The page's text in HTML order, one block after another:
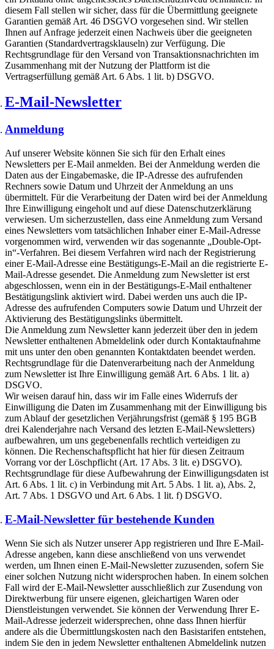
diesem Fall stellen wir sicher, dass für die Übermittlung geeignete
Garantien gemäß Art. 46 DSGVO vorgesehen sind. Wir stellen
Ihnen auf Anfrage jederzeit einen Nachweis über die geeigneten
Garantien (Standardvertragsklauseln) zur Verfügung. Die
Rechtsgrundlage für den Versand von Transaktionsnachrichten im
Zusammenhang mit der Nutzung der Plattform ist die
Vertragserfüllung gemäß Art. 6 Abs. 1 lit. b) DSGVO.
E-Mail-Newsletter
Anmeldung
Auf unserer Website können Sie sich für den Erhalt eines
Newsletters per E-Mail anmelden. Bei der Anmeldung werden die
Daten aus der Eingabemaske, die IP-Adresse des aufrufenden
Rechners sowie Datum und Uhrzeit der Anmeldung an uns
übermittelt. Für die Verarbeitung der Daten wird bei der Anmeldung
Ihre Einwilligung eingeholt und auf diese Datenschutzerklärung
verwiesen. Um sicherzustellen, dass eine Anmeldung zum Versand
eines Newsletters vom tatsächlichen Inhaber einer E-Mail-Adresse
vorgenommen wird, verwenden wir das sogenannte „Double-Opt-
in“-Verfahren. Bei diesem Verfahren wird nach der Registrierung
einer E-Mail-Adresse eine Bestätigungs-E-Mail an die registrierte E-
Mail-Adresse gesendet. Die Anmeldung zum Newsletter ist erst
abgeschlossen, wenn ein in der Bestätigungs-E-Mail enthaltener
Bestätigungslink aktiviert wird. Dabei werden uns auch die IP-
Adresse des aufrufenden Computers sowie Datum und Uhrzeit der
Aktivierung des Bestätigungslinks übermittelt.
Die Anmeldung zum Newsletter kann jederzeit über den in jedem
Newsletter enthaltenen Abmeldelink oder durch Kontaktaufnahme
mit uns unter den oben genannten Kontaktdaten beendet werden.
Rechtsgrundlage für die Datenverarbeitung nach der Anmeldung
zum Newsletter ist Ihre Einwilligung gemäß Art. 6 Abs. 1 lit. a)
DSGVO.
Wir weisen darauf hin, dass wir im Falle eines Widerrufs der
Einwilligung die Daten im Zusammenhang mit der Einwilligung bis
zum Ablauf der gesetzlichen Verjährungsfrist (gemäß § 195 BGB
drei Kalenderjahre nach Versand des letzten E-Mail-Newsletters)
aufbewahren, um uns gegebenenfalls rechtlich verteidigen zu
können. Die Rechenschaftspflicht hat hier für diesen Zeitraum
Vorrang vor der Löschpflicht (Art. 17 Abs. 3 lit. e) DSGVO).
Rechtsgrundlage für diese Aufbewahrung der Einwilligungsdaten ist
Art. 6 Abs. 1 lit. c) in Verbindung mit Art. 5 Abs. 1 lit. a), Abs. 2,
Art. 7 Abs. 1 DSGVO und Art. 6 Abs. 1 lit. f) DSGVO.
E-Mail-Newsletter für bestehende Kunden
Wenn Sie sich als Nutzer unserer App registrieren und Ihre E-Mail-
Adresse angeben, kann diese anschließend von uns verwendet
werden, um Ihnen einen E-Mail-Newsletter zuzusenden, sofern Sie
einer solchen Nutzung nicht widersprochen haben. In einem solchen
Fall wird der E-Mail-Newsletter ausschließlich zur Zusendung von
Direktwerbung für unsere eigenen, gleichartigen Waren oder
Dienstleistungen verwendet. Sie können der Verwendung Ihrer E-
Mail-Adresse jederzeit widersprechen, ohne dass Ihnen hierfür
andere als die Übermittlungskosten nach den Basistarifen entstehen,
indem Sie den in jedem Newsletter enthaltenen Abmeldelink nutzen